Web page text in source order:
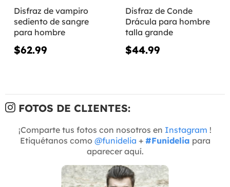
Disfraz de vampiro
sediento de sangre
para hombre
$62.99
Disfraz de Conde
Drácula para hombre
talla grande
$44.99
FOTOS DE CLIENTES:
¡Comparte tus fotos con nosotros en Instagram !
Etiquétanos como @funidelia + #Funidelia para
aparecer aquí.